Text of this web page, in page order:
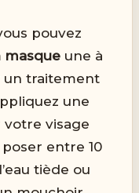
pouvez
masque une à
un traitement
une
visage
entre 10
tiède ou